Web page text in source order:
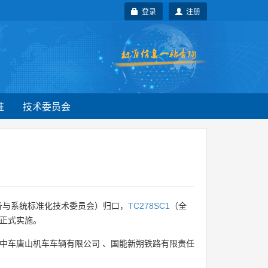
注册
登录
技术委员会
系统标准化技术委员会）归口， TC278SC1
（全
式实施。
中车唐山机车车辆有限公司 、 国能新朔铁路有限责任